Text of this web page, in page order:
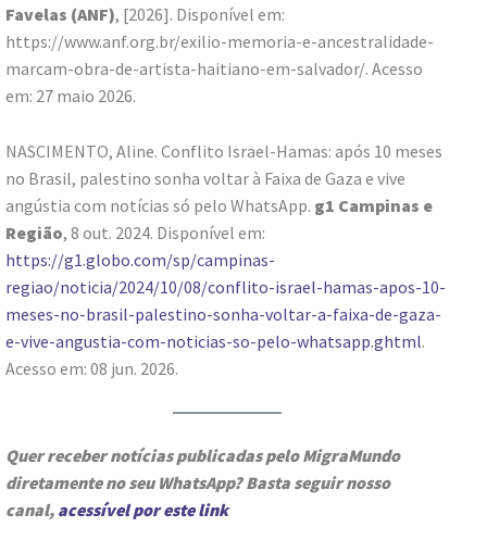
Favelas (ANF), [2026]. Disponível em:
https://www.anf.org.br/exilio-memoria-e-ancestralidade-
marcam-obra-de-artista-haitiano-em-salvador/. Acesso
em: 27 maio 2026.
NASCIMENTO, Aline. Conflito Israel-Hamas: após 10 meses
no Brasil, palestino sonha voltar à Faixa de Gaza e vive
angústia com notícias só pelo WhatsApp. g1 Campinas e
Região, 8 out. 2024. Disponível em:
https://g1.globo.com/sp/campinas-
regiao/noticia/2024/10/08/conflito-israel-hamas-apos-10-
meses-no-brasil-palestino-sonha-voltar-a-faixa-de-gaza-
e-vive-angustia-com-noticias-so-pelo-whatsapp.ghtml.
Acesso em: 08 jun. 2026.
Quer receber notícias publicadas pelo MigraMundo
diretamente no seu WhatsApp? Basta seguir nosso
canal, acessível por este link